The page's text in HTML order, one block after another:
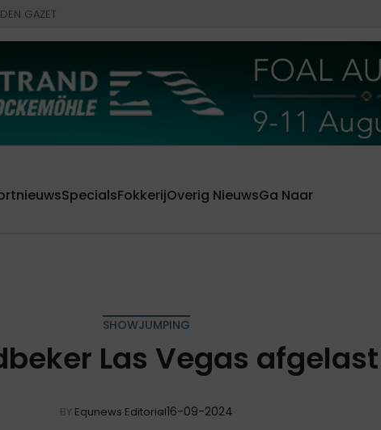
GAZET
SpecialsFokkerijOverig NieuwsGa Naar
SHOWJUMPING
Las Vegas
BY Equnews Editorial16-09-2024